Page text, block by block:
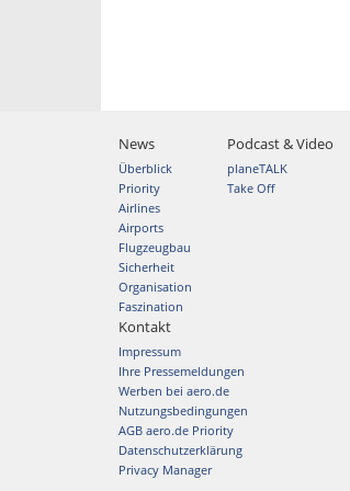
News
Überblick
Priority
Airlines
Airports
Flugzeugbau
Sicherheit
Organisation
Faszination
Podcast & Video
planeTALK
Take Off
Kontakt
Impressum
Ihre Pressemeldungen
Werben bei aero.de
Nutzungsbedingungen
AGB aero.de Priority
Datenschutzerklärung
Privacy Manager